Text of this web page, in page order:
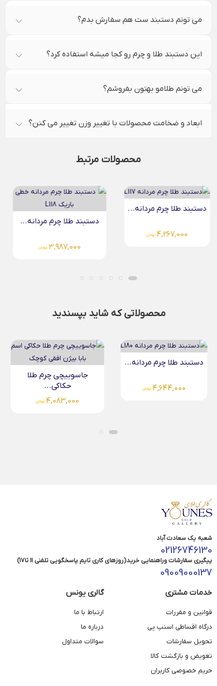
می تونم دستبند ست هم سفارش بدم؟
این دستبند طلا و چرم رو کجا میشه استفاده کرد؟
می تونم طلامو بهتون بفروشم؟
ابعاد و ضخامت محصولات با تغییر وزن تغییر می کنن؟
محصولات مرتبط
دستبند طلا چرم مردانه...
محصولاتی که شاید بپسندید
حکاکی...
دستبند طلا سام Sam
5,144,000
شعبه یک سعادت آباد
02126746130
پیگیری سفارشات وراهنمایی خرید(روزهای کاری تایم پاسخگویی تلفنی 11 تا17)
09009000137
خدمات مشتری
قوانین و مقررات
درگاه اقساطی اسنپ پی
تحویل سفارشات
تعویض و بازگشت کالا
حریم خصوصی کاربران
گالری یونس
ارتباط با ما
درباره ما
سوالات متداول